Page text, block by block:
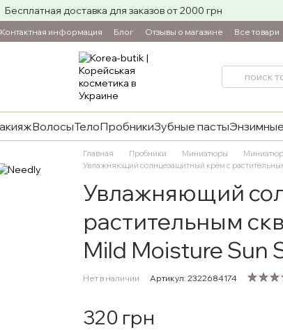
Бесплатная доставка для заказов от 2000 грн
Контактная информация Блог Отзывы о магазине Все товари
ВолосыТелоПробникиЗубные пасты
Главная Пробники Миниатюры
Увлажняющий солнцезащитный крем с
Увлажняющий
растительным
Mild Moisture Sun
Нет в наличии Артикул: 2322684174
320 грн